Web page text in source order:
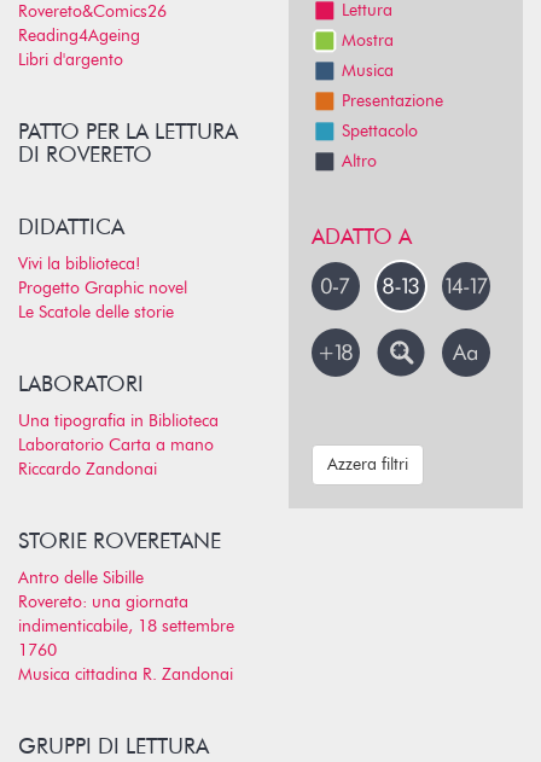
Rovereto&Comics26
Reading4Ageing
Libri d'argento
PATTO PER LA LETTURA
DI ROVERETO
DIDATTICA
Vivi la biblioteca!
Progetto Graphic novel
Le Scatole delle storie
LABORATORI
Una tipografia in Biblioteca
Laboratorio Carta a mano
Riccardo Zandonai
STORIE ROVERETANE
Antro delle Sibille
Rovereto: una giornata
indimenticabile, 18 settembre
1760
Musica cittadina R. Zandonai
GRUPPI DI LETTURA
Lettura
Mostra
Musica
Presentazione
Spettacolo
Altro
ADATTO A
Azzera filtri